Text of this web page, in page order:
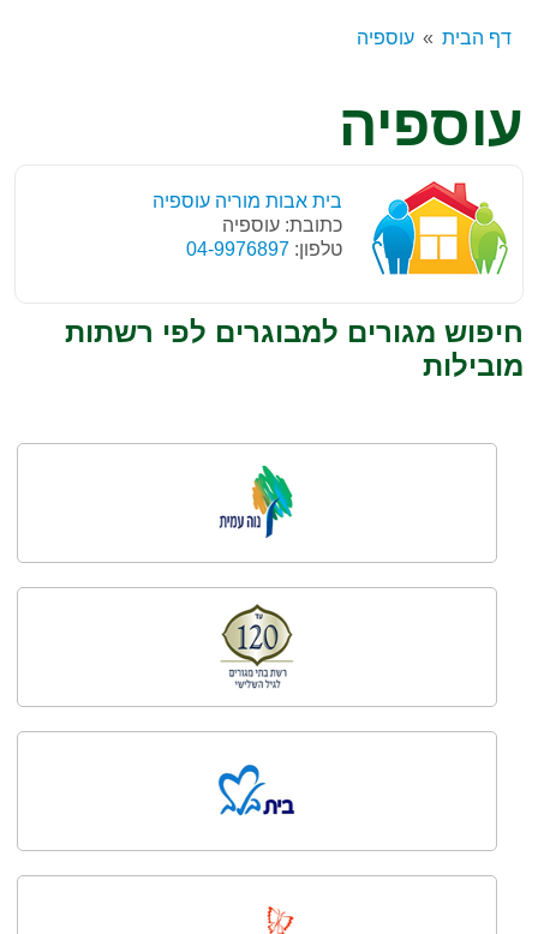
דף הבית עוספיה
עוספיה
בית אבות מוריה עוספיה
כתובת: עוספיה
טלפון: 04-9976897
חיפוש מגורים למבוגרים לפי רשתות
מובילות